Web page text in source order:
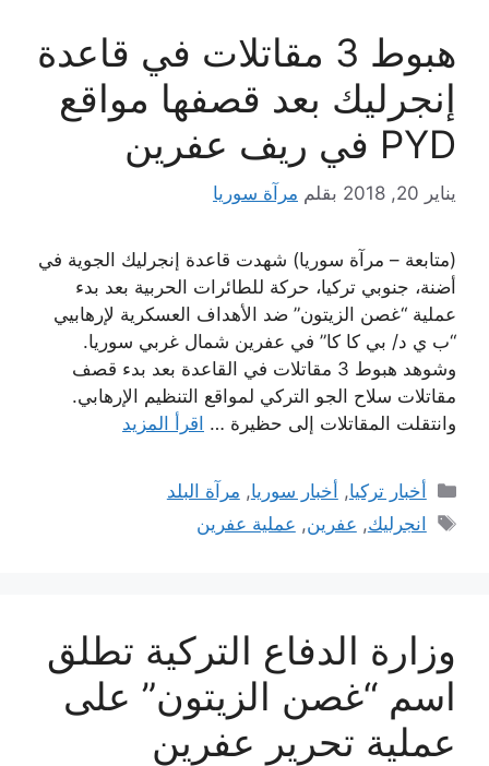
هبوط 3 مقاتلات في قاعدة
إنجرليك بعد قصفها مواقع
PYD في ريف عفرين
يناير 20, 2018 بقلم مرآة سوريا
(متابعة – مرآة سوريا) شهدت قاعدة إنجرليك الجوية في
أضنة، جنوبي تركيا، حركة للطائرات الحربية بعد بدء
عملية “غصن الزيتون” ضد الأهداف العسكرية لإرهابيي
“ب ي د/ بي كا كا” في عفرين شمال غربي سوريا.
وشوهد هبوط 3 مقاتلات في القاعدة بعد بدء قصف
مقاتلات سلاح الجو التركي لمواقع التنظيم الإرهابي.
وانتقلت المقاتلات إلى حظيرة … اقرأ المزيد
التصنيفات
أخبار تركيا, أخبار سوريا, مرآة البلد
الوسوم
انجرليك, عفرين, عملية عفرين
وزارة الدفاع التركية تطلق
اسم “غصن الزيتون” على
عملية تحرير عفرين